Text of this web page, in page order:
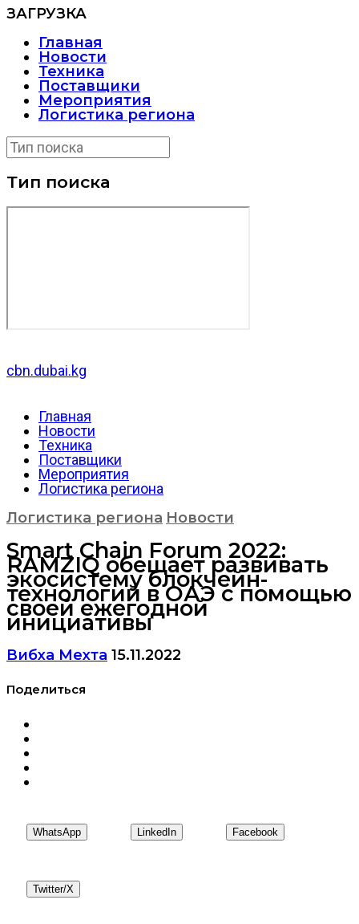
ЗАГРУЗКА
Главная
Новости
Техника
Поставщики
Мероприятия
Логистика региона
Тип поиска
cbn.dubai.kg
Главная
Новости
Техника
Поставщики
Мероприятия
Логистика региона
Логистика региона Новости
Smart Chain Forum 2022:
RAMZIQ обещает развивать
экосистему блокчейн-
технологий в ОАЭ с помощью
своей ежегодной
инициативы
Вибха Мехта 15.11.2022
Поделиться
WhatsApp LinkedIn Facebook
Twitter/X